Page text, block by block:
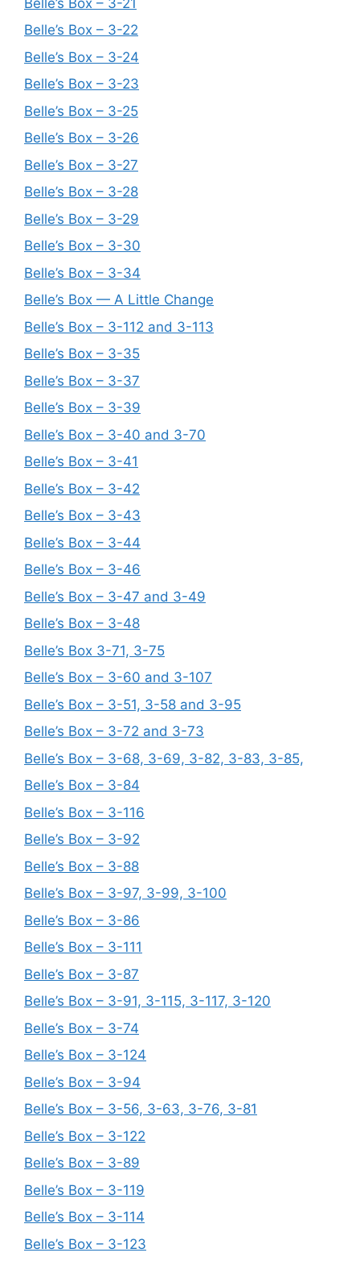
Belle’s Box – 3-22
Belle’s Box – 3-24
Belle’s Box – 3-23
Belle’s Box – 3-25
Belle’s Box – 3-26
Belle’s Box – 3-27
Belle’s Box – 3-28
Belle’s Box – 3-29
Belle’s Box – 3-30
Belle’s Box – 3-34
Belle’s Box — A Little Change
Belle’s Box – 3-112 and 3-113
Belle’s Box – 3-35
Belle’s Box – 3-37
Belle’s Box – 3-39
Belle’s Box – 3-40 and 3-70
Belle’s Box – 3-41
Belle’s Box – 3-42
Belle’s Box – 3-43
Belle’s Box – 3-44
Belle’s Box – 3-46
Belle’s Box – 3-47 and 3-49
Belle’s Box – 3-48
Belle’s Box 3-71, 3-75
Belle’s Box – 3-60 and 3-107
Belle’s Box – 3-51, 3-58 and 3-95
Belle’s Box – 3-72 and 3-73
Belle’s Box – 3-68, 3-69, 3-82, 3-83, 3-85,
Belle’s Box – 3-84
Belle’s Box – 3-116
Belle’s Box – 3-92
Belle’s Box – 3-88
Belle’s Box – 3-97, 3-99, 3-100
Belle’s Box – 3-86
Belle’s Box – 3-111
Belle’s Box – 3-87
Belle’s Box – 3-91, 3-115, 3-117, 3-120
Belle’s Box – 3-74
Belle’s Box – 3-124
Belle’s Box – 3-94
Belle’s Box – 3-56, 3-63, 3-76, 3-81
Belle’s Box – 3-122
Belle’s Box – 3-89
Belle’s Box – 3-119
Belle’s Box – 3-114
Belle’s Box – 3-123